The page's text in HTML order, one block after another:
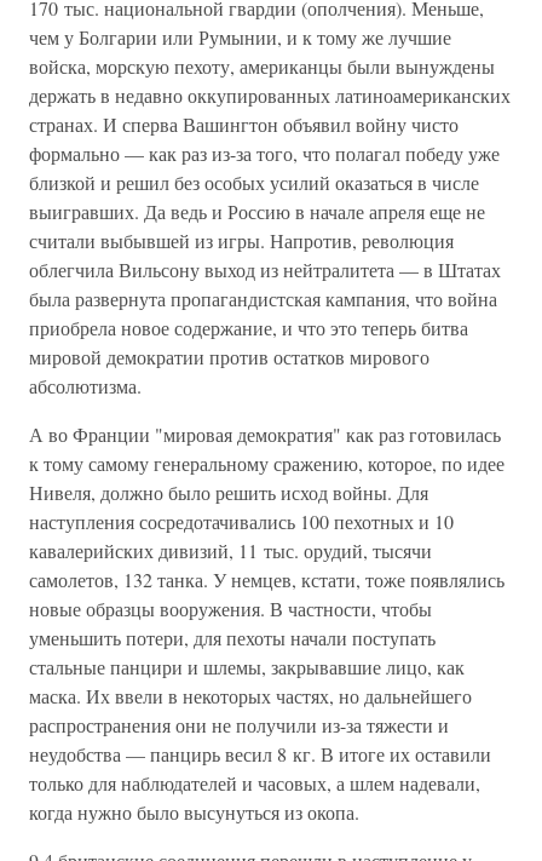
170 тыс. национальной гвардии (ополчения). Меньше,
чем у Болгарии или Румынии, и к тому же лучшие
войска, морскую пехоту, американцы были вынуждены
держать в недавно оккупированных латиноамериканских
странах. И сперва Вашингтон объявил войну чисто
формально — как раз из-за того, что полагал победу уже
близкой и решил без особых усилий оказаться в числе
выигравших. Да ведь и Россию в начале апреля еще не
считали выбывшей из игры. Напротив, революция
облегчила Вильсону выход из нейтралитета — в Штатах
была развернута пропагандистская кампания, что война
приобрела новое содержание, и что это теперь битва
мировой демократии против остатков мирового
абсолютизма.
А во Франции "мировая демократия" как раз готовилась
к тому самому генеральному сражению, которое, по идее
Нивеля, должно было решить исход войны. Для
наступления сосредотачивались 100 пехотных и 10
кавалерийских дивизий, 11 тыс. орудий, тысячи
самолетов, 132 танка. У немцев, кстати, тоже появлялись
новые образцы вооружения. В частности, чтобы
уменьшить потери, для пехоты начали поступать
стальные панцири и шлемы, закрывавшие лицо, как
маска. Их ввели в некоторых частях, но дальнейшего
распространения они не получили из-за тяжести и
неудобства — панцирь весил 8 кг. В итоге их оставили
только для наблюдателей и часовых, а шлем надевали,
когда нужно было высунуться из окопа.